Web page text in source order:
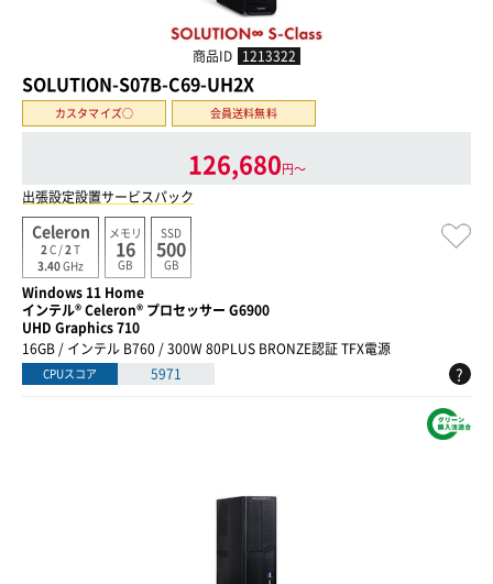
商品ID 1213322
SOLUTION-S07B-C69-UH2X
カスタマイズ○ 会員送料無料
126,680円〜
出張設定設置サービスパック
Celeron
2C /2T
3.40GHz
メモリ
16
GB
SSD
500
GB
Windows 11 Home
インテル® Celeron® プロセッサー G6900
UHD Graphics 710
16GB / インテル B760 / 300W 80PLUS BRONZE認証 TFX電源
CPUスコア 5971 ?